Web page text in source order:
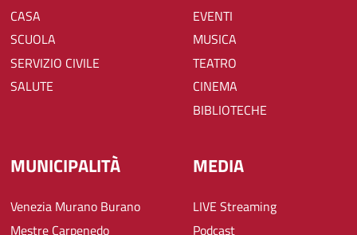
CASA
SCUOLA
SERVIZIO CIVILE
SALUTE
EVENTI
MUSICA
TEATRO
CINEMA
BIBLIOTECHE
MUNICIPALITÀ
Venezia Murano Burano
Mestre Carpenedo
MEDIA
LIVE Streaming
Podcast